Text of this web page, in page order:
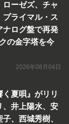
ーゼズ、チャ
プライマル・ス
ログ盤で再発
の金字塔を今
2026年08月04日
く夏唄』がリリ
井上陽水、安
、西城秀樹、